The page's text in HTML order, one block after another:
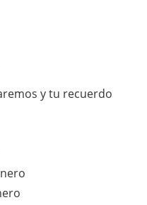
y tu recuerdo